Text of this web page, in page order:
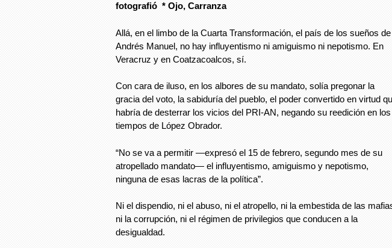
fotografió * Ojo, Carranza
Allá, en el limbo de la Cuarta Transformación, el país de los sueños de
Andrés Manuel, no hay influyentismo ni amiguismo ni nepotismo. En
Veracruz y en Coatzacoalcos, sí.
Con cara de iluso, en los albores de su mandato, solía pregonar la
gracia del voto, la sabiduría del pueblo, el poder convertido en virtud
habría de desterrar los vicios del PRI-AN, negando su reedición en los
tiempos de López Obrador.
“No se va a permitir —expresó el 15 de febrero, segundo mes de su
atropellado mandato— el influyentismo, amiguismo y nepotismo,
ninguna de esas lacras de la política”.
Ni el dispendio, ni el abuso, ni el atropello, ni la embestida de las
ni la corrupción, ni el régimen de privilegios que conducen a la
desigualdad.